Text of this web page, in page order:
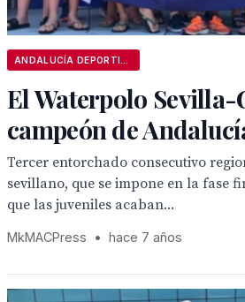
El Waterpolo Sevilla-
campeón de
Tercer entorchado consecutivo
sevillano, que se impone en la fase
que las juveniles acaban...
MkMACPress • hace 7 años